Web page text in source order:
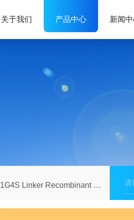
关于我们 产品中心 新闻
Recombinant Rabbit mAb (Biotin Conjugate) (S-711-23)